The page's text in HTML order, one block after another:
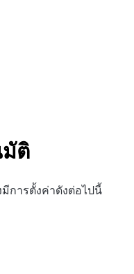
ติ
การตั้งค่าดังต่อไปนี้